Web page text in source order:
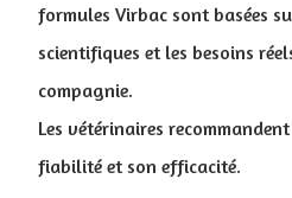
formules Virbac sont basées
scientifiques et les besoins
compagnie.
Les vétérinaires
fiabilité et son efficacité.